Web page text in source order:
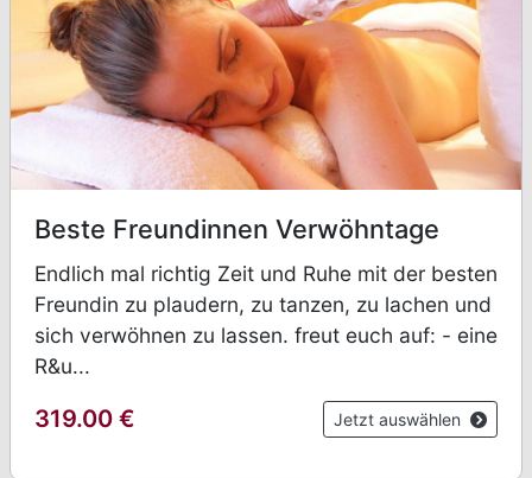
Beste Freundinnen Verwöhntage
Endlich mal richtig Zeit und Ruhe mit der besten
Freundin zu plaudern, zu tanzen, zu lachen und
sich verwöhnen zu lassen. freut euch auf: - eine
R&u...
319.00 € Jetzt auswählen